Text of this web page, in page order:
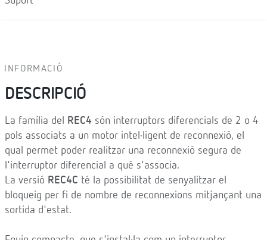
INFORMACIÓ
DESCRIPCIÓ
La família del REC4 són interruptors diferencials de 2 o 4
pols associats a un motor intel·ligent de reconnexió, el
qual permet poder realitzar una reconnexió segura de
l'interruptor diferencial a què s'associa.
La versió REC4C té la possibilitat de senyalitzar el
bloqueig per fi de nombre de reconnexions mitjançant una
sortida d'estat.